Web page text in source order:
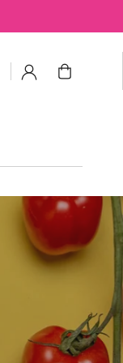
Panier